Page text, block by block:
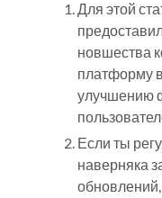
Для этой
новшества
платформу
улучшению
Если ты
наверняка